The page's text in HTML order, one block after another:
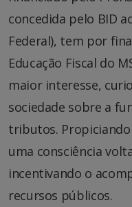
concedida pelo BID
Federal), tem por
Educação Fiscal do
maior interesse,
sociedade sobre a
tributos.
uma consciência
incentivando o
recursos públicos.